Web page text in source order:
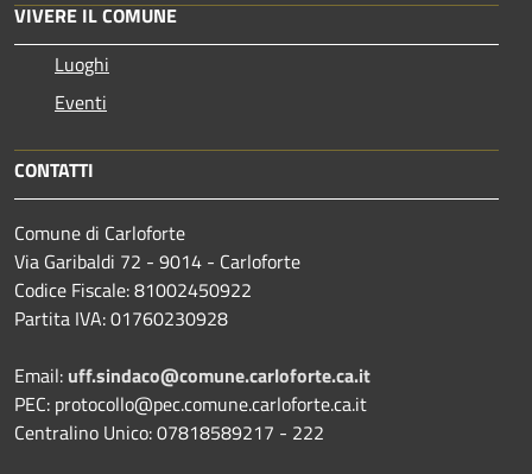
VIVERE IL COMUNE
Luoghi
Eventi
CONTATTI
Comune di Carloforte
Via Garibaldi 72 - 9014 - Carloforte
Codice Fiscale: 81002450922
Partita IVA: 01760230928
Email: uff.sindaco@comune.carloforte.ca.it
PEC: protocollo@pec.comune.carloforte.ca.it
Centralino Unico: 07818589217 - 222